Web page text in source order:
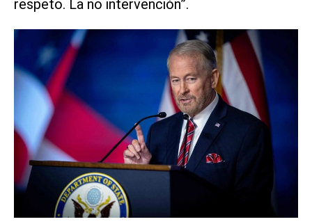
respeto. La no intervención”.